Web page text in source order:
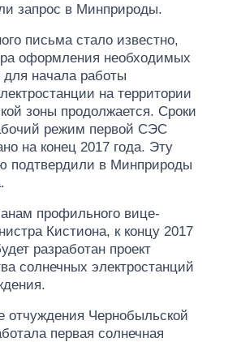
запрос в Минприроды.
письма стало известно,
оформления необходимых
начала работы
на территории
зоны продолжается. Сроки
режим первой СЭС
на конец 2017 года. Эту
подтвердили в Минприроды
профильного вице-
Кистиона, к концу 2017
разработан проект
солнечных электростанций
отчуждения Чернобыльской
первая солнечная